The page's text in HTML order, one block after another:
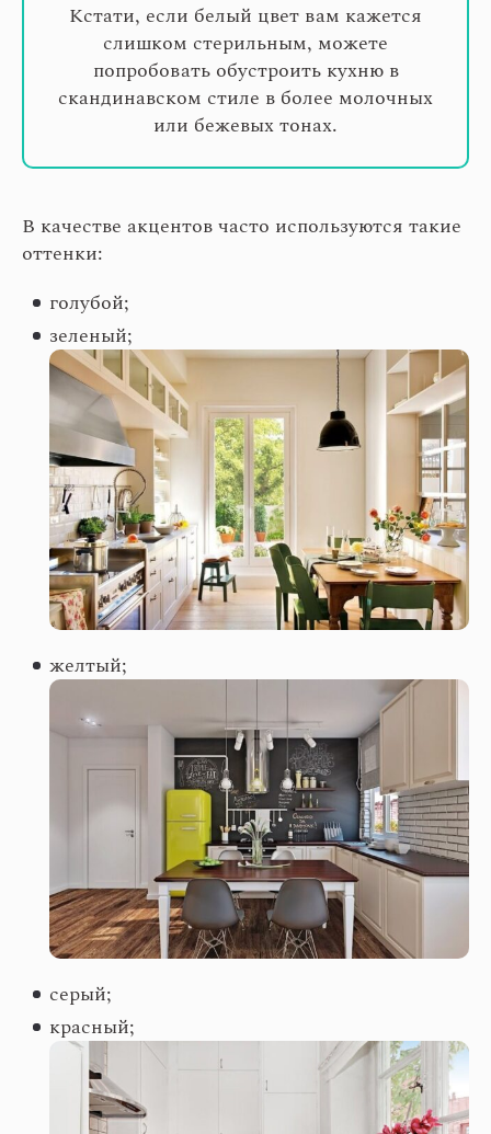
Кстати, если белый цвет вам кажется
слишком стерильным, можете
попробовать обустроить кухню в
скандинавском стиле в более молочных
или бежевых тонах.
В качестве акцентов часто используются такие
оттенки:
голубой;
зеленый;
желтый;
серый;
красный;